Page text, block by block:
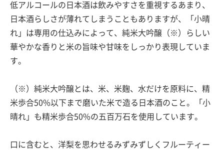
低アルコールの日本酒は飲みやすさを重視するあまり、
日本酒らしさが薄れてしまうこともありますが、「小晴
れ」は専用の仕込みによって、純米大吟醸（※）らしい
華やかな香りと米の旨味や甘味をしっかり表現していま
す。
（※）純米大吟醸とは、米、米麹、水だけを原料に、精
米歩合50%以下まで磨いた米で造る日本酒のこと。「小
晴れ」も精米歩合50%の五百万石を使用しています。
口に含むと、洋梨を思わせるみずみずしくフルーティー